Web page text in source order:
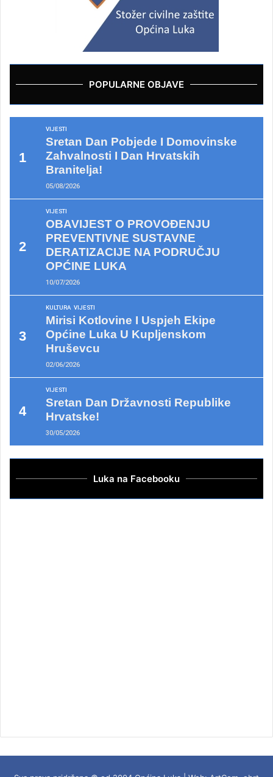
POPULARNE OBJAVE
VIJESTI
Sretan Dan Pobjede I Domovinske
Zahvalnosti I Dan Hrvatskih
Branitelja!
05/08/2026
VIJESTI
OBAVIJEST O PROVOĐENJU
PREVENTIVNE SUSTAVNE
DERATIZACIJE NA PODRUČJU
OPĆINE LUKA
10/07/2026
KULTURA VIJESTI
Mirisi Kotlovine I Uspjeh Ekipe
Općine Luka U Kupljenskom
Hruševcu
02/06/2026
VIJESTI
Sretan Dan Državnosti Republike
Hrvatske!
30/05/2026
Luka na Facebooku